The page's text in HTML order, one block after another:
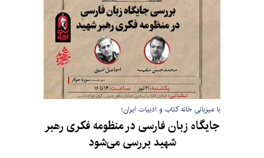
با میزبانی خانه کتاب و ادبیات ایران؛
جایگاه زبان فارسی در منظومه فکری رهبر
شهید بررسی می‌شود